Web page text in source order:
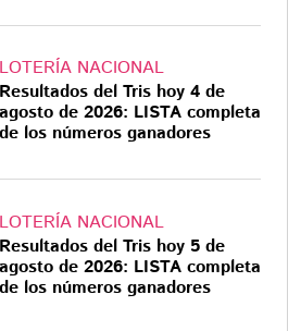
LOTERÍA NACIONAL
Resultados del Tris hoy 4 de
agosto de 2026: LISTA completa
de los números ganadores
LOTERÍA NACIONAL
Resultados del Tris hoy 5 de
agosto de 2026: LISTA completa
de los números ganadores